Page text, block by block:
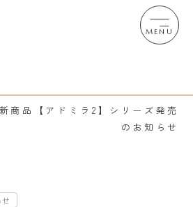
MENU
新商品【アドミラ2】シリーズ発売
のお知らせ
せ